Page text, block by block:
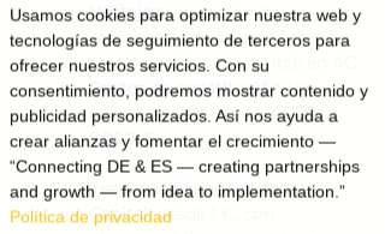
Ventajas: limitación de
responsabilidad, posibilidad de
participación, convertible en AG
Costes de constitución (sin
capital inicial): aprox. 4.000–
5.000 €
UG (responsabilidad limitada)
Capital: desde 1 €, con
Usamos cookies para optimizar nuestra web y
tecnologías de seguimiento de terceros para
ofrecer nuestros servicios. Con su
consentimiento, podremos mostrar contenido y
publicidad personalizados. Así nos ayuda a
crear alianzas y fomentar el crecimiento —
“Connecting DE & ES — creating partnerships
and growth — from idea to implementation.”
Política de privacidad